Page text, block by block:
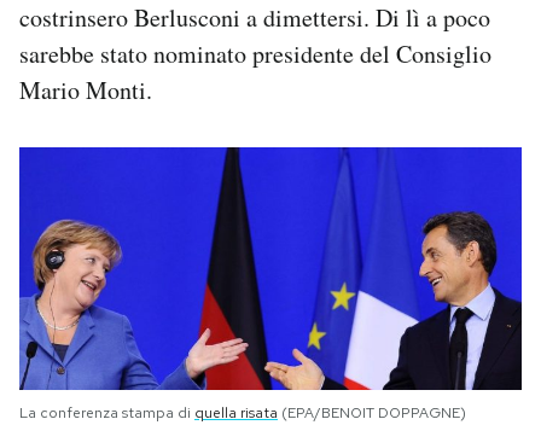
costrinsero Berlusconi a dimettersi. Di lì a poco
sarebbe stato nominato presidente del Consiglio
Mario Monti.
La conferenza stampa di quella risata (EPA/BENOIT DOPPAGNE)